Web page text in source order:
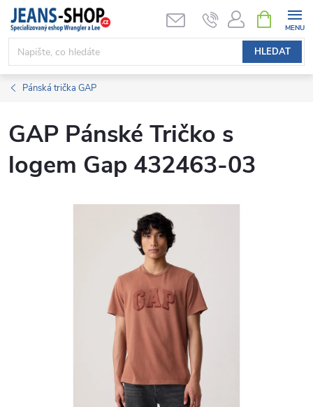
Přejít
obsah
HLEDAT
NÁKUPNÍ
KOŠÍK
Pánská trička GAP
GAP Pánské Tričko s
logem Gap 432463-03